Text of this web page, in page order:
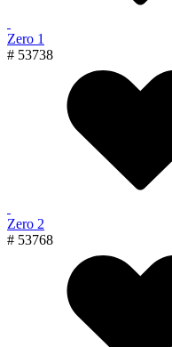
Zero 1
# 53738
Zero 2
# 53768